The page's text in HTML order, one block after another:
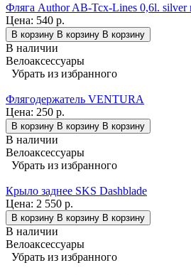
Фляга Author AB-Tcx-Lines 0,6l. silver
Цена: 540 р.
В корзину В корзину В корзину
В наличии
Велоаксессуары
Убрать из избранного
Флягодержатель VENTURA
Цена: 250 р.
В корзину В корзину В корзину
В наличии
Велоаксессуары
Убрать из избранного
Крыло заднее SKS Dashblade
Цена: 2 550 р.
В корзину В корзину В корзину
В наличии
Велоаксессуары
Убрать из избранного